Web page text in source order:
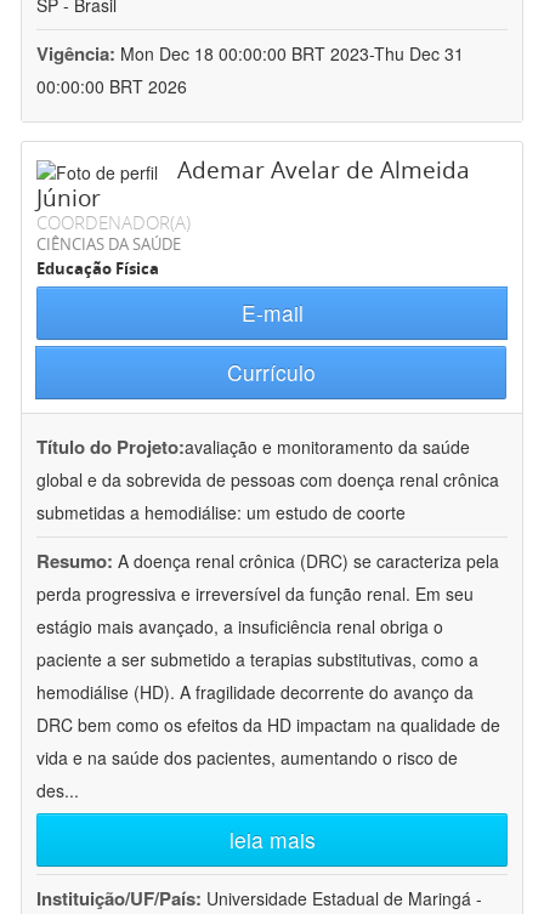
SP - Brasil
Vigência: Mon Dec 18 00:00:00 BRT 2023-Thu Dec 31
00:00:00 BRT 2026
Ademar Avelar de Almeida
Júnior
COORDENADOR(A)
CIÊNCIAS DA SAÚDE
Educação Física
E-mail
Currículo
Título do Projeto:avaliação e monitoramento da saúde
global e da sobrevida de pessoas com doença renal crônica
submetidas a hemodiálise: um estudo de coorte
Resumo: A doença renal crônica (DRC) se caracteriza pela
perda progressiva e irreversível da função renal. Em seu
estágio mais avançado, a insuficiência renal obriga o
paciente a ser submetido a terapias substitutivas, como a
hemodiálise (HD). A fragilidade decorrente do avanço da
DRC bem como os efeitos da HD impactam na qualidade de
vida e na saúde dos pacientes, aumentando o risco de
des...
leia mais
Instituição/UF/País: Universidade Estadual de Maringá -